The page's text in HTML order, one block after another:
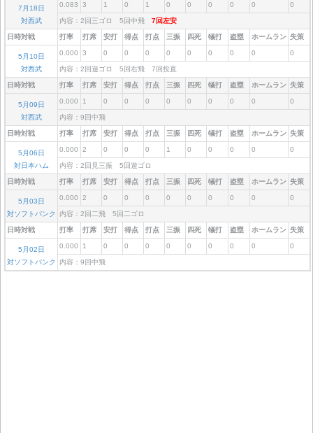
7月18日
対西武
0.083 3 1 0 1 0 0 0 0 0 0
内容：2回三ゴロ 5回中飛 7回左安
日時対戦 打率 打席 安打 得点 打点 三振 四死 犠打 盗塁 ホームラン 失策
5月10日
対西武
0.000 3 0 0 0 0 0 0 0 0 0
内容：2回遊ゴロ 5回右飛 7回投直
日時対戦 打率 打席 安打 得点 打点 三振 四死 犠打 盗塁 ホームラン 失策
5月09日
対西武
0.000 1 0 0 0 0 0 0 0 0 0
内容：9回中飛
日時対戦 打率 打席 安打 得点 打点 三振 四死 犠打 盗塁 ホームラン 失策
5月06日
対日本ハム
0.000 2 0 0 0 1 0 0 0 0 0
内容：2回見三振 5回遊ゴロ
日時対戦 打率 打席 安打 得点 打点 三振 四死 犠打 盗塁 ホームラン 失策
5月03日
対ソフトバンク
0.000 2 0 0 0 0 0 0 0 0 0
内容：2回二飛 5回二ゴロ
日時対戦 打率 打席 安打 得点 打点 三振 四死 犠打 盗塁 ホームラン 失策
5月02日
対ソフトバンク
0.000 1 0 0 0 0 0 0 0 0 0
内容：9回中飛